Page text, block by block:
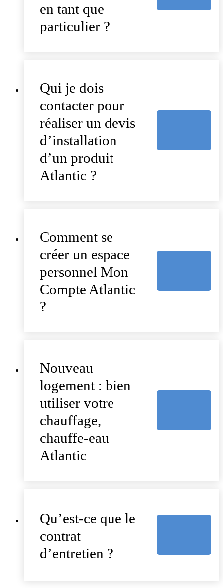
en tant que
particulier ?
Qui je dois
contacter pour
réaliser un devis
d’installation
d’un produit
Atlantic ?
Comment se
créer un espace
personnel Mon
Compte Atlantic
?
Nouveau
logement : bien
utiliser votre
chauffage,
chauffe-eau
Atlantic
Qu’est-ce que le
contrat
d’entretien ?